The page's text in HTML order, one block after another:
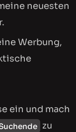
neuesten
Werbung,
ein und mach
zu